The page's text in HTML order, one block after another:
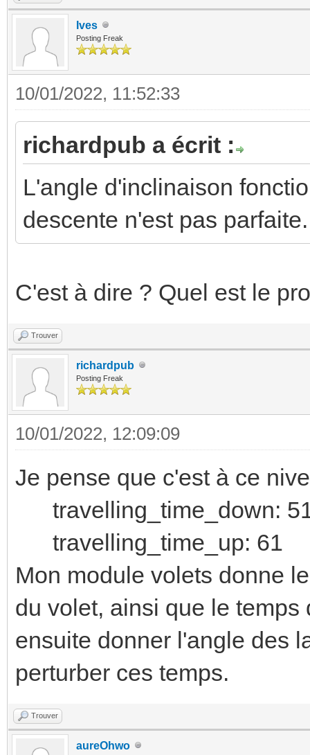
Ives
Posting Freak
10/01/2022, 11:52:33
richardpub a écrit :
L'angle d'inclinaison
descente n'est pas parfaite.
C'est à dire ? Quel est le
Trouver
richardpub
Posting Freak
10/01/2022, 12:09:09
Je pense que c'est à ce
travelling_time_down:
travelling_time_up: 61
Mon module volets donne
du volet, ainsi que le
ensuite donner l'angle des
perturber ces temps.
Trouver
aureOhwo